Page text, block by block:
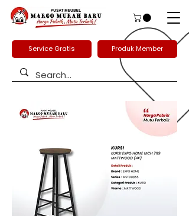
Service Gratis Produk Member